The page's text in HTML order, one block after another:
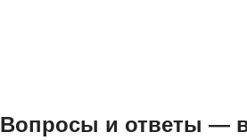
Вопросы и ответы —